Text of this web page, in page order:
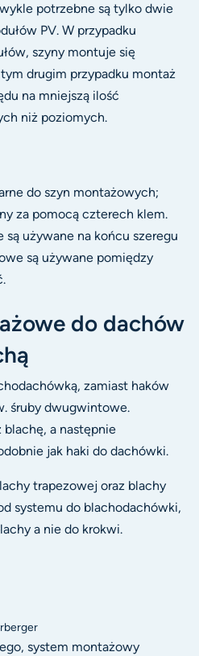
potrzebne są tylko dwie
PV. W przypadku
szyny montuje się
drugim przypadku montaż
na mniejszą ilość
niż poziomych.
do szyn montażowych;
za pomocą czterech klem.
używane na końcu szeregu
są używane pomiędzy
do dachów
zamiast haków
śruby dwugwintowe.
blachę, a następnie
jak haki do dachówki.
trapezowej oraz blachy
systemu do blachodachówki,
a nie do krokwi.
system montażowy